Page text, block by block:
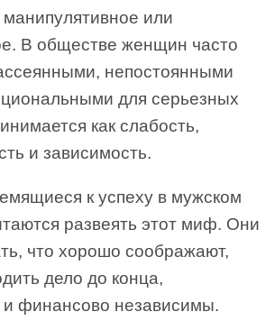
манипулятивное или
В обществе женщин часто
непостоянными
для серьезных
как слабость,
и зависимость.
к успеху в мужском
развеять этот миф. Они
что хорошо соображают,
дело до конца,
финансово независимы.